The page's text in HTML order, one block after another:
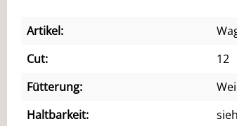
Artikel:
Cut:
12
Fütterung:
Haltbarkeit: